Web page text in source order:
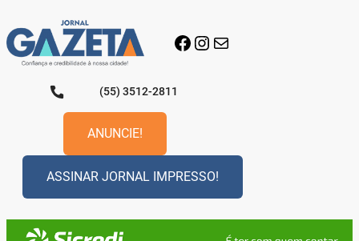
para
o
conteúdo
Facebook
Instagram
E-mail
(55) 3512-2811
ANUNCIE!
ASSINAR JORNAL IMPRESSO!